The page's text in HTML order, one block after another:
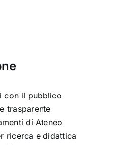
con il pubblico
trasparente
di Ateneo
ricerca e didattica